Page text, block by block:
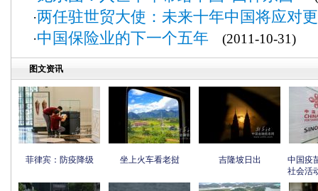
·两任驻世贸大使：未来十年中国将应对
·中国保险业的下一个五年 (2011-10-31)
图文资讯
菲律宾：防疫降级 坐上火车看老挝 吉隆坡日出
中国疫
社会活